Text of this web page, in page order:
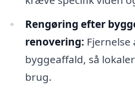
Rengøring efter
renovering: Fjernelse
byggeaffald, så
brug.